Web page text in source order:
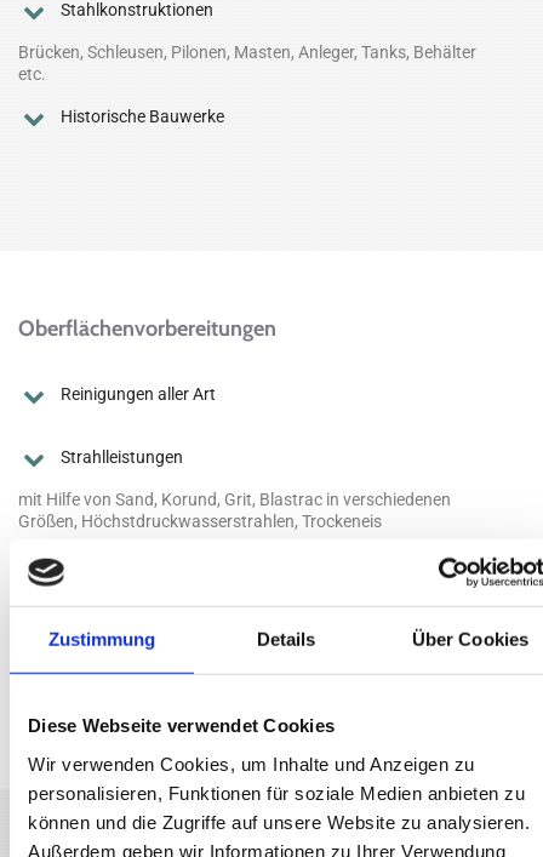
Zustimmung Details Über Cookies
Diese Webseite verwendet Cookies
Wir verwenden Cookies, um Inhalte und Anzeigen zu
personalisieren, Funktionen für soziale Medien anbieten zu
können und die Zugriffe auf unsere Website zu analysieren.
Außerdem geben wir Informationen zu Ihrer Verwendung
Stahlkonstruktionen
Brücken, Schleusen, Pilonen, Masten, Anleger, Tanks, Behälter
etc.
Historische Bauwerke
Oberflächenvorbereitungen
Reinigungen aller Art
Strahlleistungen
mit Hilfe von Sand, Korund, Grit, Blastrac in verschiedenen
Größen, Höchstdruckwasserstrahlen, Trockeneis
Entrostungen vollflächig und partiell aller Art
Applikationen mit Hilfe von Pinseln, Rollen, Airless, Airmix,
Airspray